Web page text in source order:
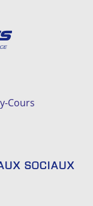
Cours
SOCIAUX